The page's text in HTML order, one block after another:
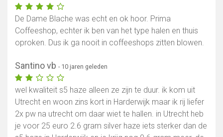
Toon kaart
De Dame Blache was echt en ok hoor. Prima
Coffeeshop, echter ik ben van het type halen en thuis
oproken. Dus ik ga nooit in coffeeshops zitten blowen.
Santino vb - 10 jaren geleden
wel kwaliteit s5 haze alleen ze zijn te duur. ik kom uit
Utrecht en woon zins kort in Harderwijk maar ik rij liefer
2x pw na utrecht om daar wiet te hallen. in Utrecht heb
je voor 25 euro 2.6 gram silver haze iets sterker dan de